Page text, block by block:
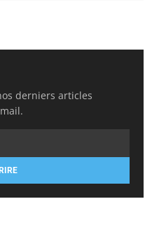
derniers articles